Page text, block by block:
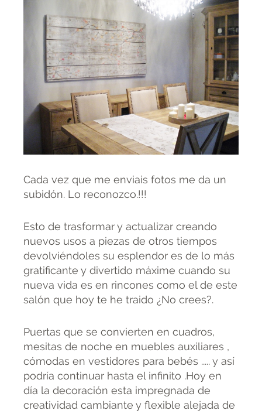
Cada vez que me enviais fotos me da un
subidón. Lo reconozco.!!!
Esto de trasformar y actualizar creando
nuevos usos a piezas de otros tiempos
devolviéndoles su esplendor es de lo más
gratificante y divertido máxime cuando su
nueva vida es en rincones como el de este
salón que hoy te he traido ¿No crees?.
Puertas que se convierten en cuadros,
mesitas de noche en muebles auxiliares ,
cómodas en vestidores para bebés ..... y así
podría continuar hasta el infinito .Hoy en
día la decoración esta impregnada de
creatividad cambiante y flexible alejada de